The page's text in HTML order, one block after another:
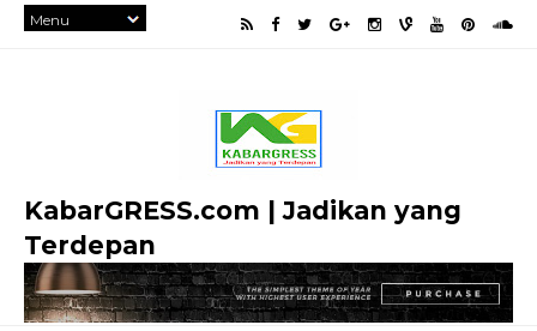
KabarGRESS.com | Jadikan yang
Terdepan